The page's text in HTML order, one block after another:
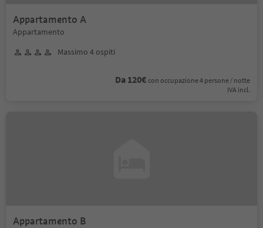
Appartamento A
Appartamento
Massimo 4 ospiti
Da 120€ con occupazione 4 persone / notte
IVA incl.
Appartamento B